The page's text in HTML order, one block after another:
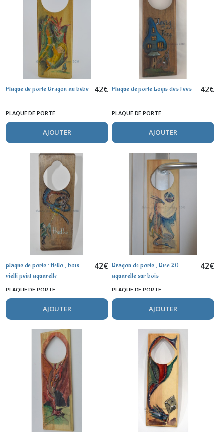
Plaque de porte Dragon au bébé 42€
PLAQUE DE PORTE
AJOUTER
Plaque de porte Logis des Fées 42€
PLAQUE DE PORTE
AJOUTER
plaque de porte : Hello , bois
vielli peint aquarelle
42€
PLAQUE DE PORTE
AJOUTER
Dragon de porte , Dice 20
aquarelle sur bois
42€
PLAQUE DE PORTE
AJOUTER